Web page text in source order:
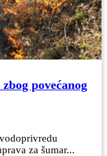
povećanog
za šumar...